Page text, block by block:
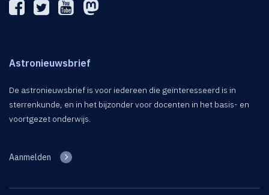
Astronieuwsbrief
De astronieuwsbrief is voor iedereen die geïnteresseerd is in
sterrenkunde, en in het bijzonder voor docenten in het basis- en
voortgezet onderwijs.
Aanmelden